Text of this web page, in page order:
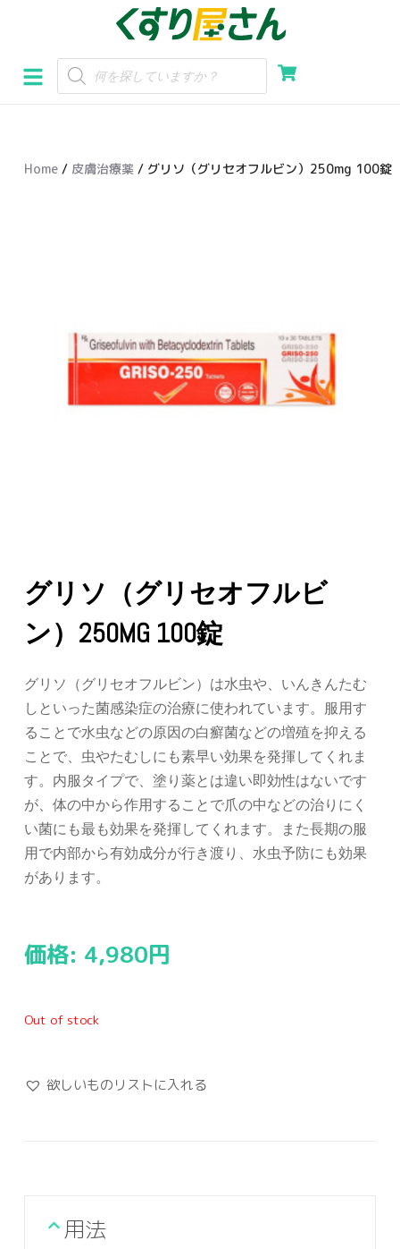
ン
テ
スHome / 皮膚治療薬 / グリソ（グリセオフルビン）250mg 100錠
グリソ（グリセオフルビ
ン）250MG 100錠
グリソ（グリセオフルビン）は水虫や、いんきんたむ
しといった菌感染症の治療に使われています。服用す
ることで水虫などの原因の白癬菌などの増殖を抑える
ことで、虫やたむしにも素早い効果を発揮してくれま
す。内服タイプで、塗り薬とは違い即効性はないです
が、体の中から作用することで爪の中などの治りにく
い菌にも最も効果を発揮してくれます。また長期の服
用で内部から有効成分が行き渡り、水虫予防にも効果
があります。
価格: 4,980円
Out of stock
欲しいものリストに入れる
用法